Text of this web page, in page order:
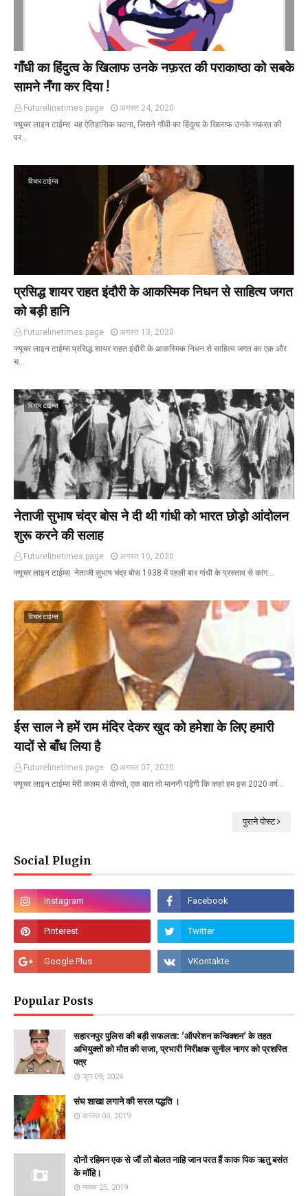
गाँधी का हिंदुत्व के खिलाफ उनके नफ़रत की पराकाष्ठा को सबके
सामने नँगा कर दिया !
Futurelinetimes.page
अगस्त 24, 2020
फ्यूचर लाइन टाईम्स वह ऐतिहासिक घटना, जिसने गाँधी का हिंदुत्व के खिलाफ उनके नफ़रत की
पर…
विचार टाईम्स
प्रसिद्ध शायर राहत इंदौरी के आकस्मिक निधन से साहित्य जगत
को बड़ी हानि
Futurelinetimes.page
अगस्त 13, 2020
फ्यूचर लाइन टाईम्स प्रसिद्ध शायर राहत इंदौरी के आकस्मिक निधन से साहित्य जगत का एक और
च…
विचार टाईम्स
नेताजी सुभाष चंद्र बोस ने दी थी गांधी को भारत छोड़ो आंदोलन
शुरू करने की सलाह
Futurelinetimes.page
अगस्त 10, 2020
फ्यूचर लाइन टाईम्स नेताजी सुभाष चंद्र बोस 1938 में पहली बार गांधी के प्रस्ताव से कांग…
विचार टाईम्स
ईस साल ने हमें राम मंदिर देकर खुद को हमेशा के लिए हमारी
यादों से बाँध लिया है
Futurelinetimes.page
अगस्त 07, 2020
फ्यूचर लाइन टाईम्स मेरी कलम से दोस्तो, एक बात तो माननी पड़ेगी कि कहां हम इस 2020 वर्ष…
पुराने पोस्ट
Social Plugin
Popular Posts
सहारनपुर पुलिस की बड़ी सफलता: 'ऑपरेशन कन्विक्शन' के तहत
अभियुक्तों को मौत की सजा, प्रभारी निरीक्षक सुनील नागर को प्रशस्ति
पत्र
जून 09, 2024
संघ शाखा लगाने की सरल पद्धति ।
अगस्त 03, 2019
दोनों रहिमन एक से जौं लों बोलत नाहि जान परत हैं काक पिक ऋतु बसंत
के माॅहि।
नवंबर 25, 2019